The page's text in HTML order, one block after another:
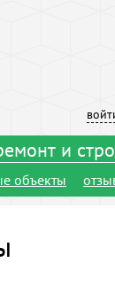
и
объекты